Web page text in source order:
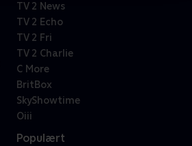
TV 2 News
TV 2 Echo
TV 2 Fri
TV 2 Charlie
C More
BritBox
SkyShowtime
Oiii
Populært